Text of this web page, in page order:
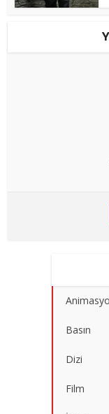
Basın
Dizi
Film